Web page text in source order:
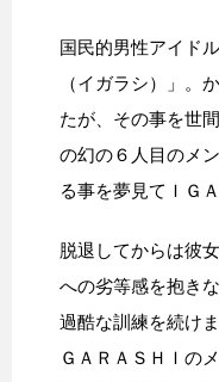
国民的男性アイド
（イガラシ）」。
たが、その事を世
の幻の６人目のメ
る事を夢見てＩＧ
脱退してからは彼
への劣等感を抱き
過酷な訓練を続け
ＧＡＲＡＳＨＩの